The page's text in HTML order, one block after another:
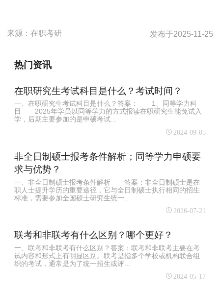
来源：在职考研 发布于2025-11-25
热门资讯
在职研究生考试科目是什么？考试时间？
一、在职研究生考试科目是什么？答案： 1、同等学力科
目 2025年学员以同等学力的方式报读在职研究生能免试入
学，后期主要参加的是申硕考试...
2024-09-05
非全日制硕士报考条件解析；同等学力申硕要
求与优势？
一、非全日制硕士报考条件解析 答案：非全日制硕士是在
职人士提升学历的重要途径，它与全日制硕士执行相同的招生
标准，需要参加全国硕士研究生统一...
2026-07-21
联考和非联考有什么区别？哪个更好？
一、联考和非联考有什么区别？答案：联考和非联考主要在考
试内容和形式上有明显区别。联考是指多个学校或机构联合组
织的考试，通常是为了统一招生或评...
2024-05-17